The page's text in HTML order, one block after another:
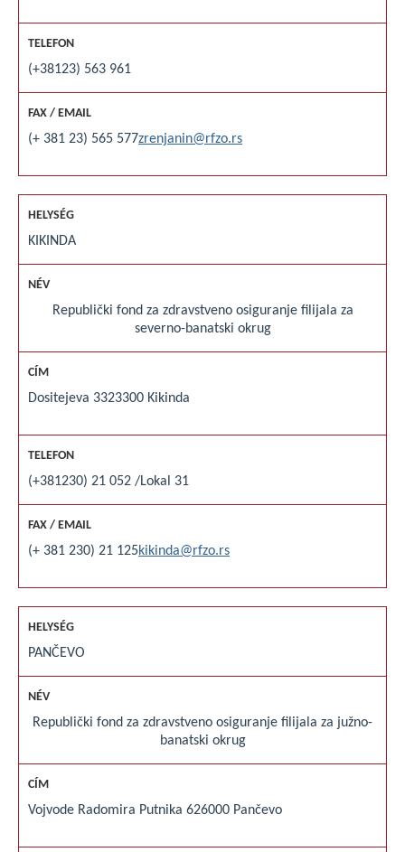
(+38123) 563 961
(+ 381 23) 565 577zrenjanin@rfzo.rs
KIKINDA
Republički fond za zdravstveno osiguranje filijala za
severno-banatski okrug
Dositejeva 3323300 Kikinda
(+381230) 21 052 /Lokal 31
(+ 381 230) 21 125kikinda@rfzo.rs
PANČEVO
Republički fond za zdravstveno osiguranje filijala za južno-
banatski okrug
Vojvode Radomira Putnika 626000 Pančevo